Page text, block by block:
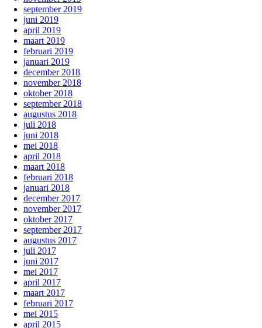
september 2019
juni 2019
april 2019
maart 2019
februari 2019
januari 2019
december 2018
november 2018
oktober 2018
september 2018
augustus 2018
juli 2018
juni 2018
mei 2018
april 2018
maart 2018
februari 2018
januari 2018
december 2017
november 2017
oktober 2017
september 2017
augustus 2017
juli 2017
juni 2017
mei 2017
april 2017
maart 2017
februari 2017
mei 2015
april 2015